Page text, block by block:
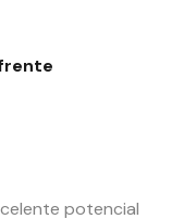
potencial